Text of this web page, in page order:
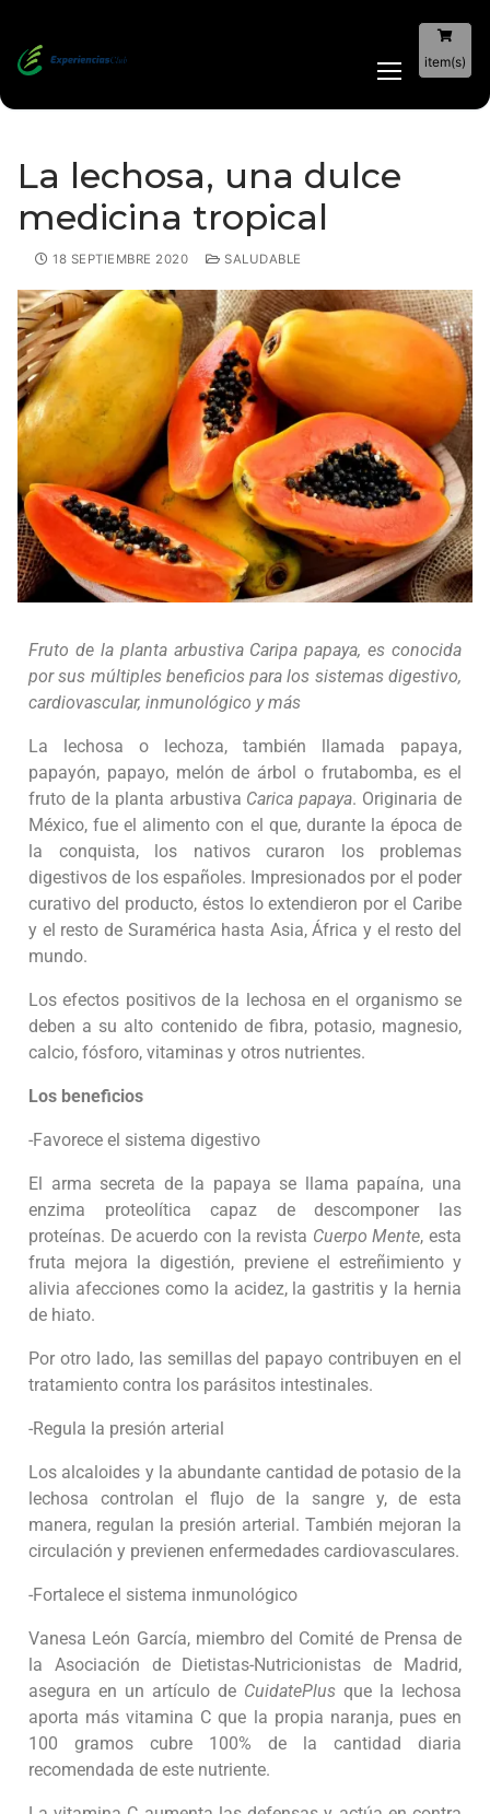
item(s)
La lechosa, una dulce
medicina tropical
18 SEPTIEMBRE 2020 SALUDABLE
Fruto de la planta arbustiva Caripa papaya, es conocida
por sus múltiples beneficios para los sistemas digestivo,
cardiovascular, inmunológico y más
La lechosa o lechoza, también llamada papaya,
papayón, papayo, melón de árbol o frutabomba, es el
fruto de la planta arbustiva Carica papaya. Originaria de
México, fue el alimento con el que, durante la época de
la conquista, los nativos curaron los problemas
digestivos de los españoles. Impresionados por el poder
curativo del producto, éstos lo extendieron por el Caribe
y el resto de Suramérica hasta Asia, África y el resto del
mundo.
Los efectos positivos de la lechosa en el organismo se
deben a su alto contenido de fibra, potasio, magnesio,
calcio, fósforo, vitaminas y otros nutrientes.
Los beneficios
-Favorece el sistema digestivo
El arma secreta de la papaya se llama papaína, una
enzima proteolítica capaz de descomponer las
proteínas. De acuerdo con la revista Cuerpo Mente, esta
fruta mejora la digestión, previene el estreñimiento y
alivia afecciones como la acidez, la gastritis y la hernia
de hiato.
Por otro lado, las semillas del papayo contribuyen en el
tratamiento contra los parásitos intestinales.
-Regula la presión arterial
Los alcaloides y la abundante cantidad de potasio de la
lechosa controlan el flujo de la sangre y, de esta
manera, regulan la presión arterial. También mejoran la
circulación y previenen enfermedades cardiovasculares.
-Fortalece el sistema inmunológico
Vanesa León García, miembro del Comité de Prensa de
la Asociación de Dietistas-Nutricionistas de Madrid,
asegura en un artículo de CuidatePlus que la lechosa
aporta más vitamina C que la propia naranja, pues en
100 gramos cubre 100% de la cantidad diaria
recomendada de este nutriente.